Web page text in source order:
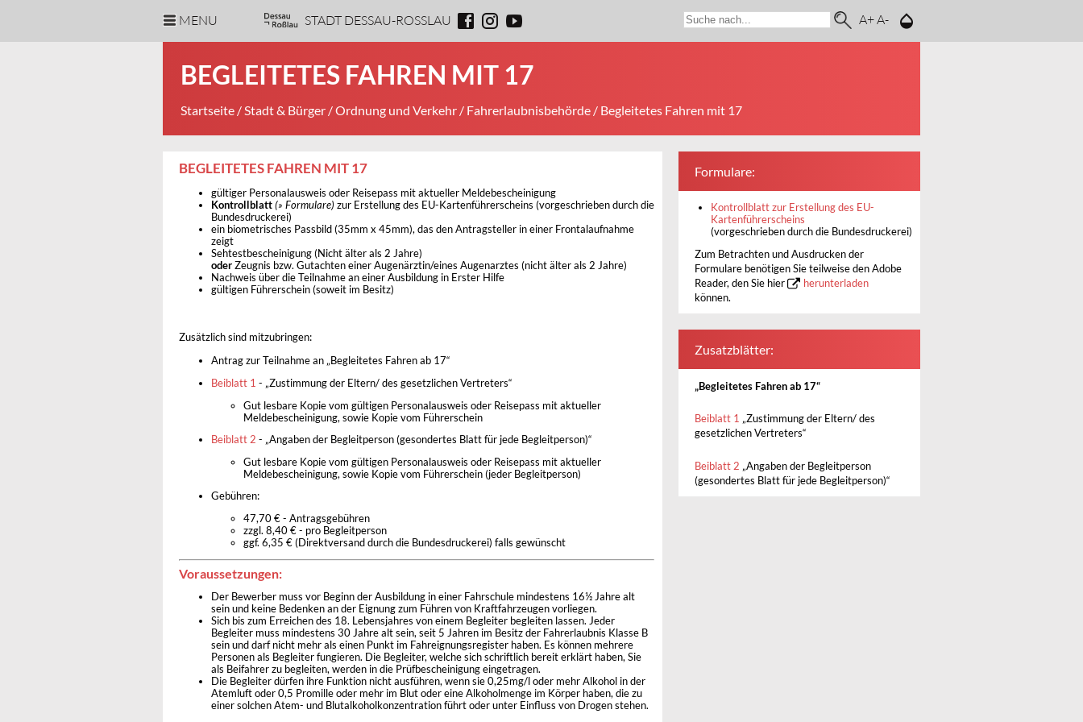
MENU STADT DESSAU-ROSSLAU A+A-
BEGLEITETES FAHREN MIT 17
Startseite /Stadt & Bürger /Ordnung und Verkehr / Fahrerlaubnisbehörde / Begleitetes Fahren mit 17
BEGLEITETES FAHREN MIT 17
gültiger Personalausweis oder Reisepass mit aktueller Meldebescheinigung
Kontrollblatt (» Formulare) zur Erstellung des EU-Kartenführerscheins (vorgeschrieben durch die
Bundesdruckerei)
ein biometrisches Passbild (35mm x 45mm), das den Antragsteller in einer Frontalaufnahme
zeigt
Sehtestbescheinigung (Nicht älter als 2 Jahre)
oder Zeugnis bzw. Gutachten einer Augenärztin/eines Augenarztes (nicht älter als 2 Jahre)
Nachweis über die Teilnahme an einer Ausbildung in Erster Hilfe
gültigen Führerschein (soweit im Besitz)
Zusätzlich sind mitzubringen:
Antrag zur Teilnahme an „Begleitetes Fahren ab 17“
Beiblatt 1 - „Zustimmung der Eltern/ des gesetzlichen Vertreters“
Gut lesbare Kopie vom gültigen Personalausweis oder Reisepass mit aktueller
Meldebescheinigung, sowie Kopie vom Führerschein
Beiblatt 2 - „Angaben der Begleitperson (gesondertes Blatt für jede Begleitperson)“
Gut lesbare Kopie vom gültigen Personalausweis oder Reisepass mit aktueller
Meldebescheinigung, sowie Kopie vom Führerschein (jeder Begleitperson)
Gebühren:
47,70 € - Antragsgebühren
zzgl. 8,40 € - pro Begleitperson
ggf. 6,35 € (Direktversand durch die Bundesdruckerei) falls gewünscht
Voraussetzungen:
Der Bewerber muss vor Beginn der Ausbildung in einer Fahrschule mindestens 16½ Jahre alt
sein und keine Bedenken an der Eignung zum Führen von Kraftfahrzeugen vorliegen.
Sich bis zum Erreichen des 18. Lebensjahres von einem Begleiter begleiten lassen. Jeder
Begleiter muss mindestens 30 Jahre alt sein, seit 5 Jahren im Besitz der Fahrerlaubnis Klasse B
sein und darf nicht mehr als einen Punkt im Fahreignungsregister haben. Es können mehrere
Personen als Begleiter fungieren. Die Begleiter, welche sich schriftlich bereit erklärt haben, Sie
als Beifahrer zu begleiten, werden in die Prüfbescheinigung eingetragen.
Die Begleiter dürfen ihre Funktion nicht ausführen, wenn sie 0,25mg/l oder mehr Alkohol in der
Atemluft oder 0,5 Promille oder mehr im Blut oder eine Alkoholmenge im Körper haben, die zu
einer solchen Atem- und Blutalkoholkonzentration führt oder unter Einfluss von Drogen stehen.
Formulare:
Kontrollblatt zur Erstellung des EU-
Kartenführerscheins
(vorgeschrieben durch die Bundesdruckerei)
Zum Betrachten und Ausdrucken der
Formulare benötigen Sie teilweise den Adobe
Reader, den Sie hier
herunterladen
können.
Zusatzblätter:
„Begleitetes Fahren ab 17“
Beiblatt 1 „Zustimmung der Eltern/ des
gesetzlichen Vertreters“
Beiblatt 2 „Angaben der Begleitperson
(gesondertes Blatt für jede Begleitperson)“